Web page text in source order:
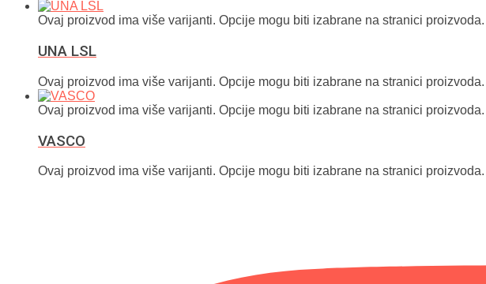
Ovaj proizvod ima više varijanti. Opcije mogu biti izabrane na stranici proizvoda.
UNA LSL
Ovaj proizvod ima više varijanti. Opcije mogu biti izabrane na stranici proizvoda.
Ovaj proizvod ima više varijanti. Opcije mogu biti izabrane na stranici proizvoda.
VASCO
Ovaj proizvod ima više varijanti. Opcije mogu biti izabrane na stranici proizvoda.